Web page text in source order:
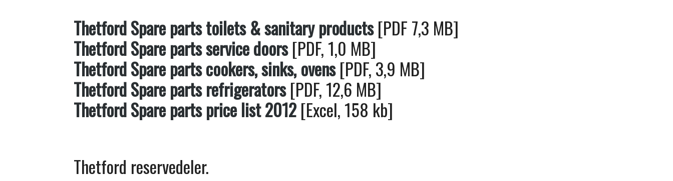
Thetford Spare parts toilets & sanitary products[PDF 7,3 MB]
Thetford Spare parts service doors[PDF, 1,0 MB]
Thetford Spare parts cookers, sinks, ovens[PDF, 3,9 MB]
Thetford Spare parts refrigerators[PDF, 12,6 MB]
Thetford Spare parts price list 2012[Excel, 158 kb]
Thetford reservedeler.